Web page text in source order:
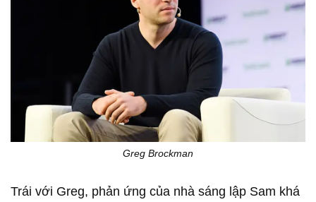
Greg Brockman
Trái với Greg, phản ứng của nhà sáng lập Sam khá